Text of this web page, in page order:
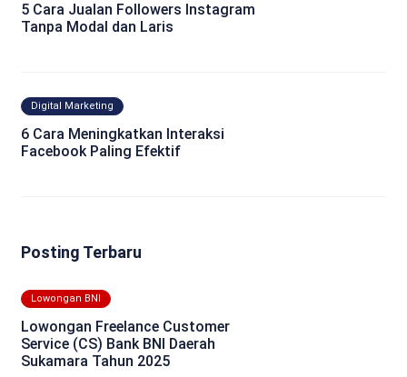
5 Cara Jualan Followers Instagram
Tanpa Modal dan Laris
Digital Marketing
6 Cara Meningkatkan Interaksi
Facebook Paling Efektif
Posting Terbaru
Lowongan BNI
Lowongan Freelance Customer
Service (CS) Bank BNI Daerah
Sukamara Tahun 2025